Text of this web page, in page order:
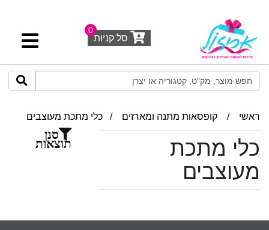
סל קניות
0
ראשי / קופסאות מתנה ומארזים / כלי מתכת מעוצבים
סנן
תוצאות
כלי מתכת
מעוצבים